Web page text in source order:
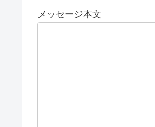
メッセージ本文